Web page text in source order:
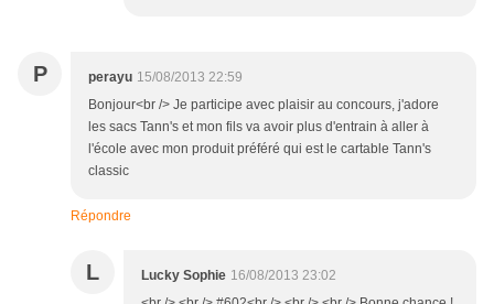
P perayu 15/08/2013 22:59
Bonjour<br /> Je participe avec plaisir au concours, j'adore
les sacs Tann's et mon fils va avoir plus d'entrain à aller à
l'école avec mon produit préféré qui est le cartable Tann's
classic
Répondre
L Lucky Sophie 16/08/2013 23:02